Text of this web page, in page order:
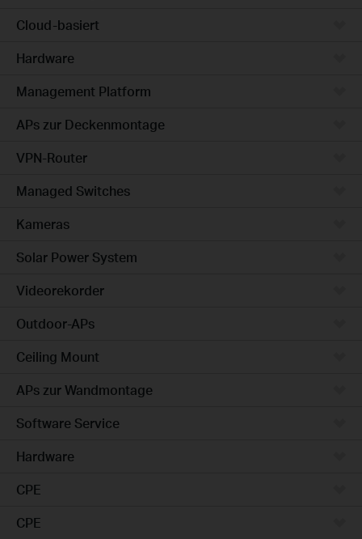
Cloud-basiert
Hardware
Management Platform
APs zur Deckenmontage
VPN-Router
Managed Switches
Kameras
Solar Power System
Videorekorder
Outdoor-APs
Ceiling Mount
APs zur Wandmontage
Software Service
Hardware
CPE
CPE